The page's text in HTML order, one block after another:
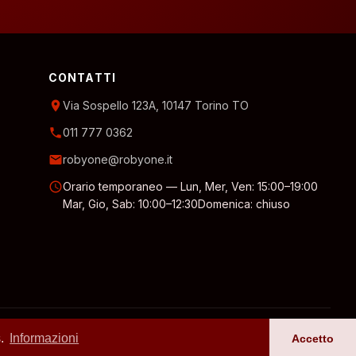
Informazioni Accetto
CONTATTI
location_onVia Sospello 123A, 10147 Torino TO
phone011 777 0362
emailrobyone@robyone.it
scheduleOrario temporaneo — Lun, Mer, Ven: 15:00–19:00
Mar, Gio, Sab: 10:00–12:30Domenica: chiuso
Privacy policy